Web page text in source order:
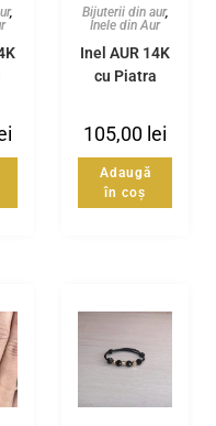
,
Bijuterii din aur,
Inele din Aur
Inel AUR 14K
cu Piatra
105,00 lei
Adaugă
în coș